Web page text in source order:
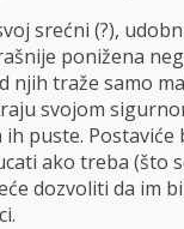
srećni (?),
ponižena
njih traže samo
svojom
ih puste.
ako treba (što
dozvoliti da im